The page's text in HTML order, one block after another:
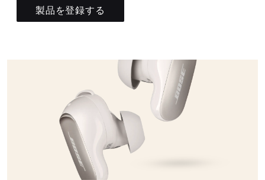
製品を登録する